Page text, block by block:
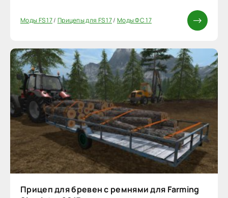
Моды FS 17/ Прицепы для FS 17/ Моды ФС 17
Прицеп для бревен с ремнями для Farming